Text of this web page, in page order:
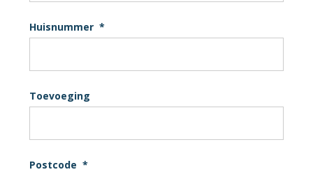
Huisnummer *
Toevoeging
Postcode *